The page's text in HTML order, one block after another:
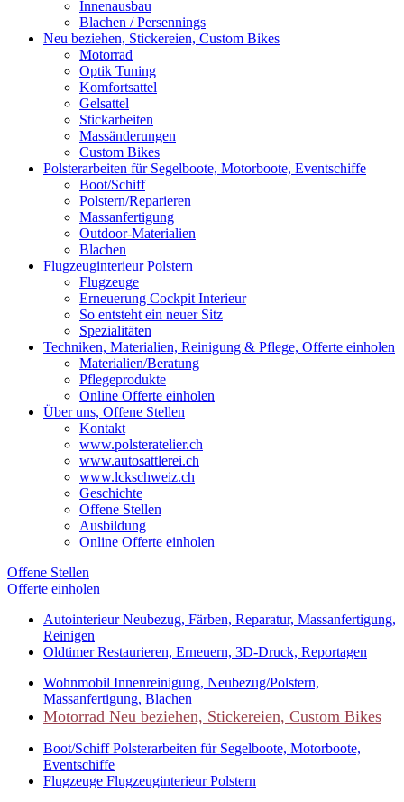
Innenausbau
Blachen / Persennings
Neu beziehen, Stickereien, Custom Bikes
Motorrad
Optik Tuning
Komfortsattel
Gelsattel
Stickarbeiten
Massänderungen
Custom Bikes
Polsterarbeiten für Segelboote, Motorboote, Eventschiffe
Boot/Schiff
Polstern/Reparieren
Massanfertigung
Outdoor-Materialien
Blachen
Flugzeuginterieur Polstern
Flugzeuge
Erneuerung Cockpit Interieur
So entsteht ein neuer Sitz
Spezialitäten
Techniken, Materialien, Reinigung & Pflege, Offerte einholen
Materialien/Beratung
Pflegeprodukte
Online Offerte einholen
Über uns, Offene Stellen
Kontakt
www.polsteratelier.ch
www.autosattlerei.ch
www.lckschweiz.ch
Geschichte
Offene Stellen
Ausbildung
Online Offerte einholen
Offene Stellen
Offerte einholen
AutointerieurNeubezug, Färben, Reparatur, Massanfertigung,
Reinigen
OldtimerRestaurieren, Erneuern, 3D-Druck, Reportagen
Wohnmobil Innenreinigung, Neubezug/Polstern,
Massanfertigung, Blachen
Motorrad Neu beziehen, Stickereien, Custom Bikes
Boot/SchiffPolsterarbeiten für Segelboote, Motorboote,
Eventschiffe
Flugzeuge Flugzeuginterieur Polstern